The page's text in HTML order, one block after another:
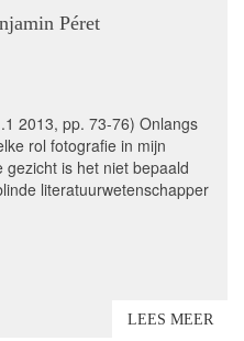
Péret
2013, pp. 73-76) Onlangs
rol fotografie in mijn
is het niet bepaald
literatuurwetenschapper
LEES MEER